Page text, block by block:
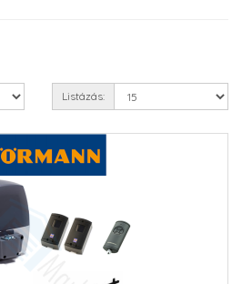
Listázás: